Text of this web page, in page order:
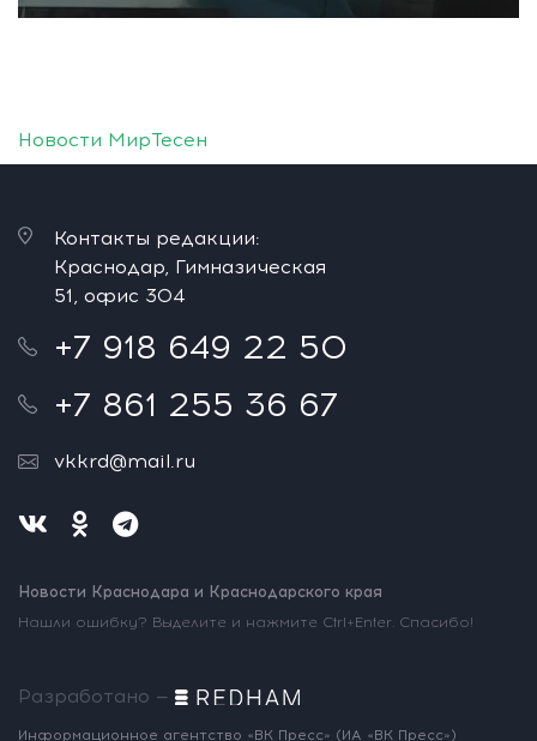
Новости МирТесен
Контакты редакции:
Краснодар, Гимназическая
51, офис 304
+7 918 649 22 50
+7 861 255 36 67
vkkrd@mail.ru
Новости Краснодара и Краснодарского края
Нашли ошибку? Выделите и нажмите Ctrl+Enter. Спасибо!
Разработано —
Информационное агентство «ВК Пресс» (ИА «ВК Пресс»)